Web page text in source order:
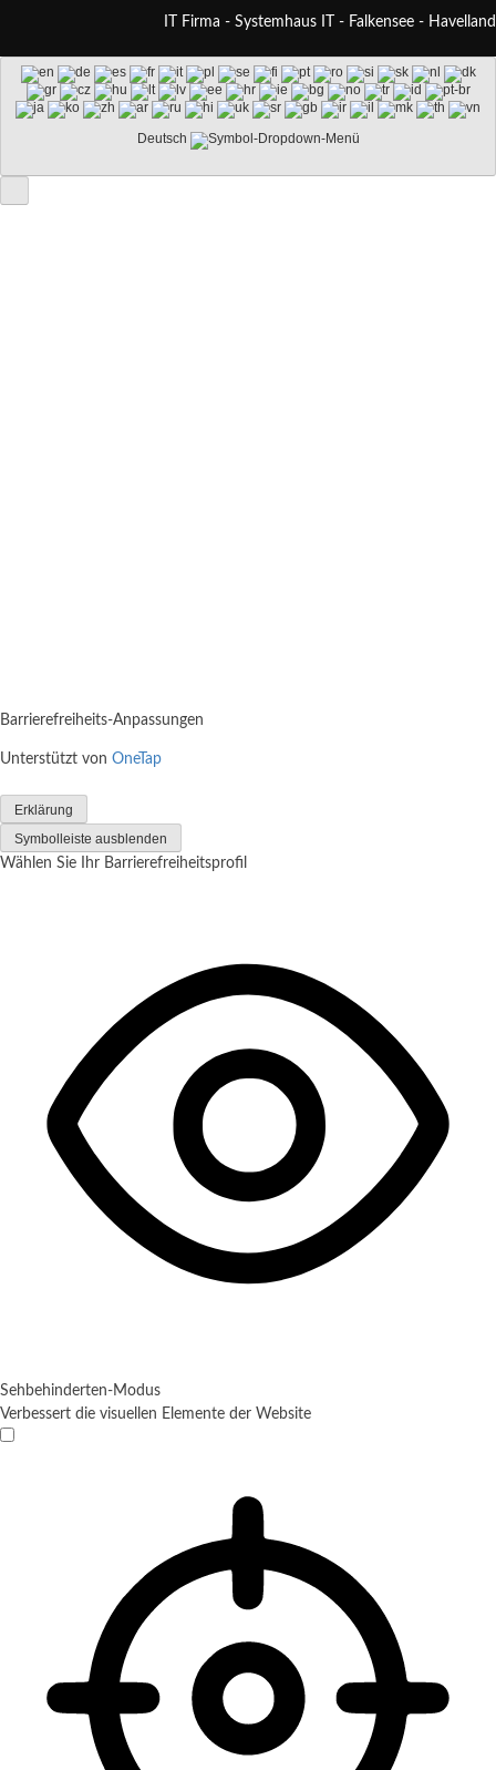
IT Firma - Systemhaus IT - Falkensee - Havelland
Deutsch
Barrierefreiheits-Anpassungen
Unterstützt von OneTap
Erklärung
Symbolleiste ausblenden
Wählen Sie Ihr Barrierefreiheitsprofil
Sehbehinderten-Modus
Verbessert die visuellen Elemente der Website